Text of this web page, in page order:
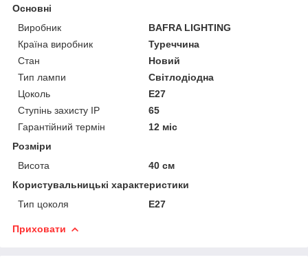
Основні
Виробник
BAFRA LIGHTING
Країна виробник
Туреччина
Стан
Новий
Тип лампи
Світлодіодна
Цоколь
E27
Ступінь захисту IP
65
Гарантійний термін
12 міс
Розміри
Висота
40 см
Користувальницькі характеристики
Тип цоколя
Е27
Приховати